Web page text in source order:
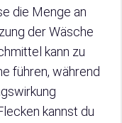
die Menge an
der Wäsche
kann zu
führen, während
kannst du